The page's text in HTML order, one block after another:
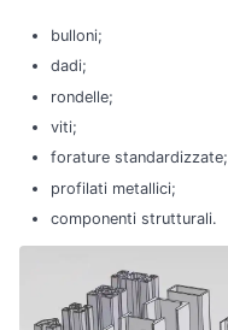
bulloni;
dadi;
rondelle;
viti;
forature standardizzate;
profilati metallici;
componenti strutturali.